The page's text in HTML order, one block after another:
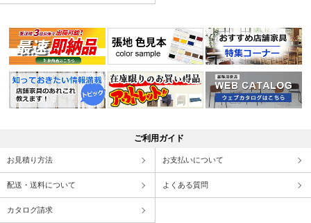
ご利用ガイド
お見積り方法 お支払いについて
配送・送料について よくある質問
カタログ請求